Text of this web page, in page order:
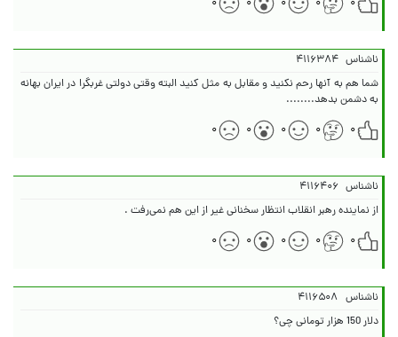
۰ ۰ ۰ ۰ ۰
ناشناس ۴۱۱۶۳۸۴
شما هم به آنها رحم نکنید و مقابل به مثل کنید البته وقتی دولتی غربگرا در ایران بهانه
به دشمن بدهد........
۰
۰ ۰ ۰ ۰
ناشناس ۴۱۱۶۴۰۶
از نماینده رهبر انقلاب انتظار سخنانی غیر از این هم نمی‌رفت .
۰
۰ ۰ ۰ ۰
ناشناس ۴۱۱۶۵۰۸
دلار 150 هزار تومانی چی؟